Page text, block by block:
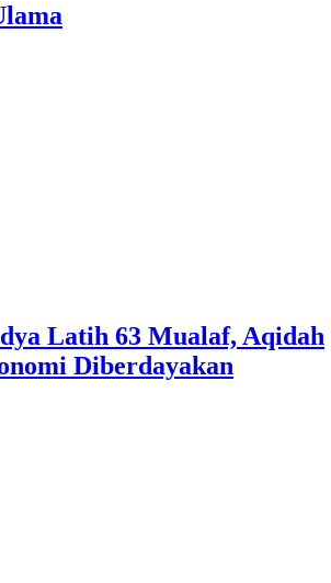
Latih 63 Mualaf, Aqidah
Diberdayakan